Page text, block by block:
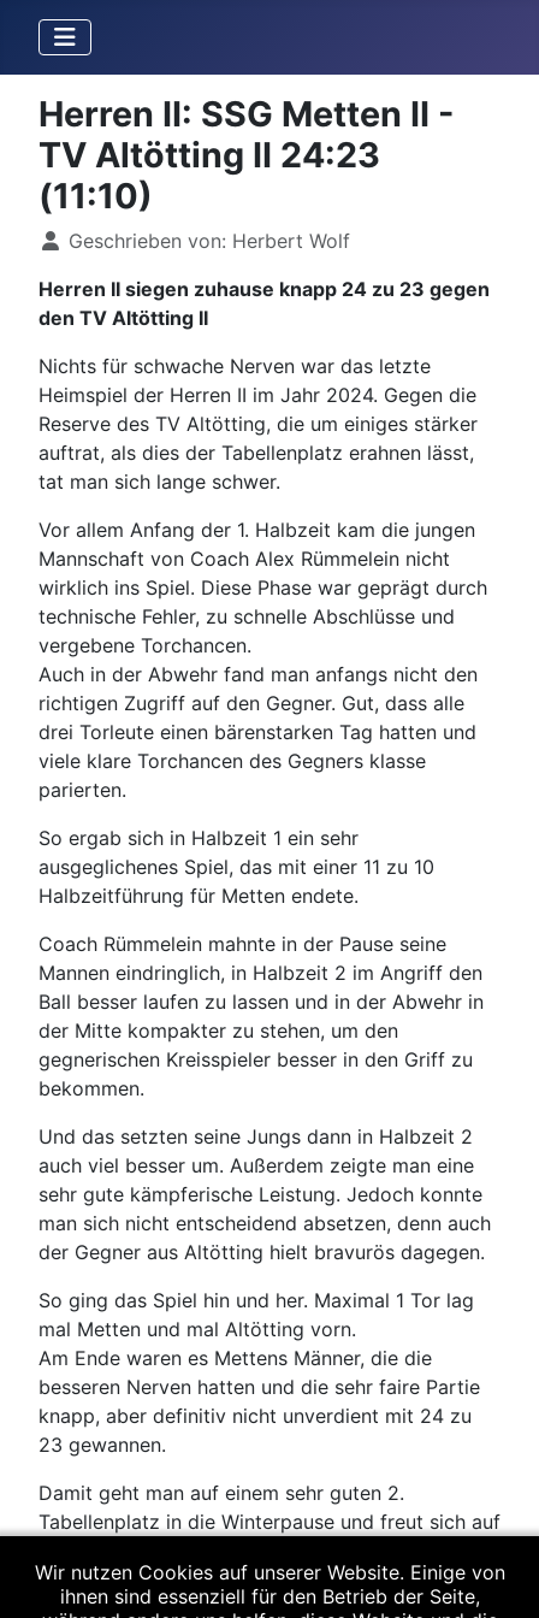
Herren II: SSG Metten II -
TV Altötting II 24:23
(11:10)
DetailsGeschrieben von: Herbert Wolf
Herren II siegen zuhause knapp 24 zu 23 gegen
den TV Altötting II
Nichts für schwache Nerven war das letzte
Heimspiel der Herren II im Jahr 2024. Gegen die
Reserve des TV Altötting, die um einiges stärker
auftrat, als dies der Tabellenplatz erahnen lässt,
tat man sich lange schwer.
Vor allem Anfang der 1. Halbzeit kam die jungen
Mannschaft von Coach Alex Rümmelein nicht
wirklich ins Spiel. Diese Phase war geprägt durch
technische Fehler, zu schnelle Abschlüsse und
vergebene Torchancen.
Auch in der Abwehr fand man anfangs nicht den
richtigen Zugriff auf den Gegner. Gut, dass alle
drei Torleute einen bärenstarken Tag hatten und
viele klare Torchancen des Gegners klasse
parierten.
So ergab sich in Halbzeit 1 ein sehr
ausgeglichenes Spiel, das mit einer 11 zu 10
Halbzeitführung für Metten endete.
Coach Rümmelein mahnte in der Pause seine
Mannen eindringlich, in Halbzeit 2 im Angriff den
Ball besser laufen zu lassen und in der Abwehr in
der Mitte kompakter zu stehen, um den
gegnerischen Kreisspieler besser in den Griff zu
bekommen.
Und das setzten seine Jungs dann in Halbzeit 2
auch viel besser um. Außerdem zeigte man eine
sehr gute kämpferische Leistung. Jedoch konnte
man sich nicht entscheidend absetzen, denn auch
der Gegner aus Altötting hielt bravurös dagegen.
So ging das Spiel hin und her. Maximal 1 Tor lag
mal Metten und mal Altötting vorn.
Am Ende waren es Mettens Männer, die die
besseren Nerven hatten und die sehr faire Partie
knapp, aber definitiv nicht unverdient mit 24 zu
23 gewannen.
Damit geht man auf einem sehr guten 2.
Tabellenplatz in die Winterpause und freut sich auf
19.01. zuhause gegen die HSG Bayerwald
stattfindet.
Wir nutzen Cookies auf unserer Website. Einige von
ihnen sind essenziell für den Betrieb der Seite,